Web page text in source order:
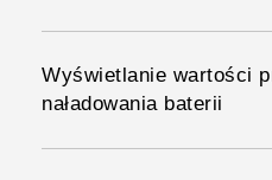
Wyświetlanie wartości
naładowania baterii